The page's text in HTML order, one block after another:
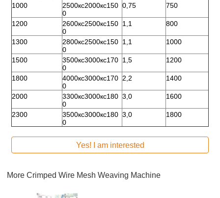
1000
2500кс2000кс150
0
0,75 750
1200
2600кс2500кс150
0
1,1 800
1300
2800кс2500кс150
0
1,1 1000
1500
3500кс3000кс170
0
1,5 1200
1800
4000кс3000кс170
0
2,2 1400
2000
3300кс3000кс180
0
3,0 1600
2300
3500кс3000кс180
0
3,0 1800
Yes! I am interested
More Crimped Wire Mesh Weaving Machine